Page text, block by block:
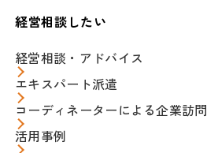
経営相談したい
経営相談・アドバイス
エキスパート派遣
コーディネーターによる企業訪問
活用事例